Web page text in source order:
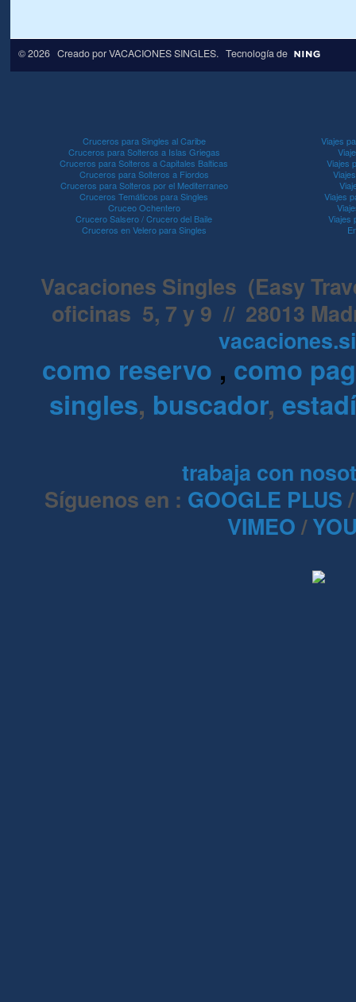
© 2026 Creado porVACACIONES SINGLES. Tecnología de
Cruceros para Singles al Caribe
Cruceros para Solteros a Islas Griegas
Cruceros para Solteros a Capitales Balticas
Cruceros para Solteros a Fiordos
Cruceros para Solteros por el Mediterraneo
Cruceros Temáticos para Singles
Cruceo Ochentero
Crucero Salsero / Crucero del Baile
Cruceros en Velero para Singles
Viajes
Viajes
Viajes
Viajes
Vacaciones Singles (Easy
oficinas 5, 7 y 9 // 28013
como reservo , como
singles, buscador,
trabaja con
Síguenos en : GOOGLE PLUS
VIMEO /